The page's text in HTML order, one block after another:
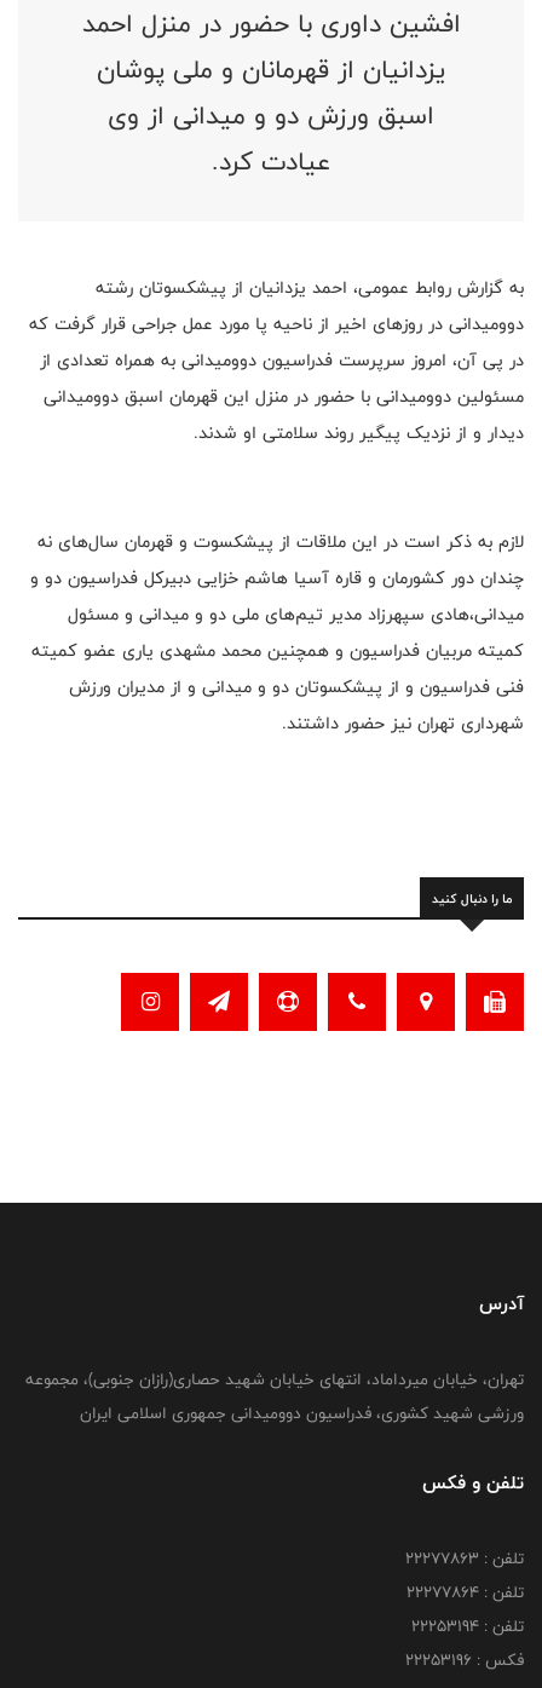
افشین داوری با حضور در منزل احمد
یزدانیان از قهرمانان و ملی پوشان
اسبق ورزش دو و میدانی از وی
عیادت کرد.
به گزارش روابط عمومی، احمد یزدانیان از پیشکسوتان رشته
دوومیدانی در روزهای اخیر از ناحیه پا مورد عمل جراحی قرار گرفت که
در پی آن، امروز سرپرست فدراسیون دوومیدانی به همراه تعدادی از
مسئولین دوومیدانی با حضور در منزل این قهرمان اسبق دوومیدانی
دیدار و از نزدیک پیگیر روند سلامتی او شدند.
لازم به ذکر است در این ملاقات از پیشکسوت و قهرمان سال‌های نه
چندان دور کشورمان و قاره آسیا هاشم خزایی دبیرکل فدراسیون دو و
میدانی،هادی سپهرزاد مدیر تیم‌های ملی دو و میدانی و مسئول
کمیته مربیان فدراسیون و همچنین محمد مشهدی یاری عضو کمیته
فنی فدراسیون و از پیشکسوتان دو و میدانی و از مدیران ورزش
شهرداری تهران نیز حضور داشتند.
ما را دنبال کنید
آدرس
تهران، خیابان میرداماد، انتهای خیابان شهید حصاری(رازان جنوبی)، مجموعه
ورزشی شهید کشوری، فدراسیون دوومیدانی جمهوری اسلامی ایران
تلفن و فکس
تلفن : 22277863
تلفن : 22277864
تلفن : 22253194
فکس : 22253196